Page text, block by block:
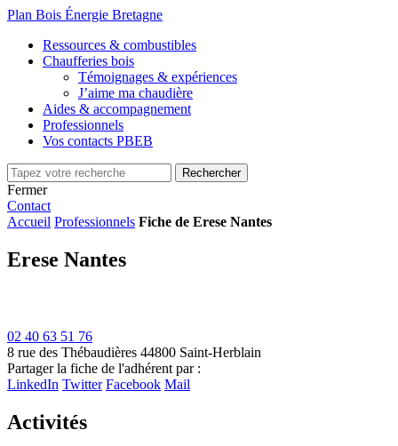
Plan Bois Énergie Bretagne
Ressources & combustibles
Chaufferies bois
Témoignages & expériences
J’aime ma chaudière
Aides & accompagnement
Professionnels
Vos contacts PBEB
Fermer
Contact
Accueil Professionnels Fiche de Erese Nantes
Erese Nantes
02 40 63 51 76
8 rue des Thébaudières 44800 Saint-Herblain
Partager la fiche de l'adhérent par :
LinkedIn Twitter Facebook Mail
Activités